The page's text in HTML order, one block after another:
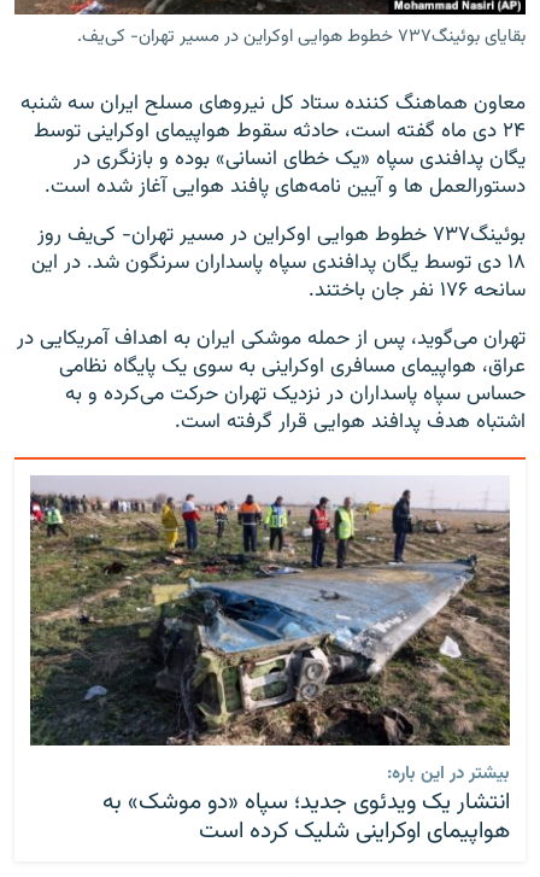
بقایای بوئینگ۷۳۷ خطوط هوایی اوکراین در مسیر تهران- کی‌یف.
معاون هماهنگ کننده ستاد کل نیروهای مسلح ایران سه شنبه
۲۴ دی ماه گفته است، حادثه سقوط هواپیمای اوکراینی توسط
یگان پدافندی سپاه «یک خطای انسانی» بوده و بازنگری در
دستورالعمل ها و آیین نامه‌های پافند هوایی آغاز شده است.
بوئینگ۷۳۷ خطوط هوایی اوکراین در مسیر تهران- کی‌یف روز
۱۸ دی توسط یگان پدافندی سپاه پاسداران سرنگون شد. در این
سانحه ۱۷۶ نفر جان باختند.
تهران می‌گوید، پس از حمله موشکی ایران به اهداف آمریکایی در
عراق، هواپیمای مسافری اوکراینی به سوی یک پایگاه نظامی
حساس سپاه پاسداران در نزدیک تهران حرکت می‌کرده و به
اشتباه هدف پدافند هوایی قرار گرفته است.
بیشتر در این باره:
انتشار یک ویدئوی جدید؛ سپاه «دو موشک» به
هواپیمای اوکراینی شلیک کرده است